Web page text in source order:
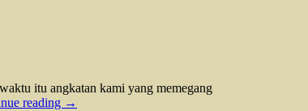
itu angkatan kami yang memegang
reading →